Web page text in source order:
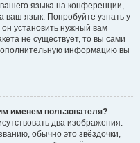
языка на конференции,
ваш язык. Попробуйте узнать у
установить нужный вам
не существует, то вы сами
информацию вы
именем пользователя?
два изображения.
обычно это звёздочки,